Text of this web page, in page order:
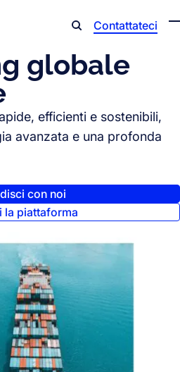
Contattateci
globale
efficienti e sostenibili,
avanzata e una profonda
con noi
la piattaforma